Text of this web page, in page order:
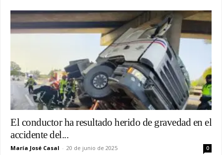
El conductor ha resultado herido de gravedad en el
accidente del...
María José Casal - 20 de junio de 2025 0